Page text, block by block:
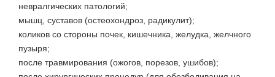
невралгических патологий;
мышц, суставов (остеохондроз, радикулит);
коликов со стороны почек, кишечника, желудка, желчного
пузыря;
после травмирования (ожогов, порезов, ушибов);